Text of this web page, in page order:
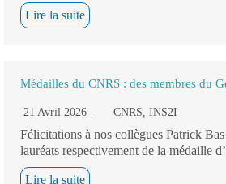
Lire la suite
Médailles du CNRS : des membres du
21 Avril 2026 CNRS, INS2I
Félicitations à nos collègues Patrick
lauréats respectivement de la médaille
Lire la suite